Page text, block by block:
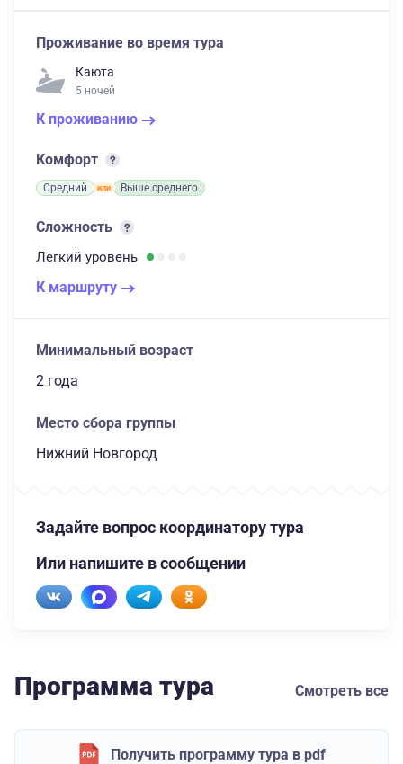
Проживание во время тура
Каюта
5 ночей
К проживанию
Комфорт
Средний Выше среднего
Сложность
Легкий уровень
К маршруту
Минимальный возраст
2 года
Место сбора группы
Нижний Новгород
Задайте вопрос координатору тура
Или напишите в сообщении
Программа тура Смотреть все
Получить программу тура в pdf